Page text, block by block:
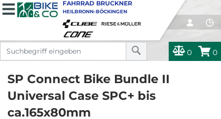
0 0
FAHRRAD BRUCKNER
HEILBRONN-BÖCKINGEN
SP Connect Bike Bundle II
Universal Case SPC+ bis
ca.165x80mm